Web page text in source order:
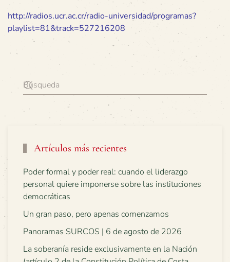
http://radios.ucr.ac.cr/radio-universidad/programas?
playlist=81&track=527216208
Artículos más recientes
Poder formal y poder real: cuando el liderazgo
personal quiere imponerse sobre las instituciones
democráticas
Un gran paso, pero apenas comenzamos
Panoramas SURCOS | 6 de agosto de 2026
La soberanía reside exclusivamente en la Nación